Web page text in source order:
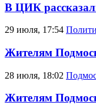
В ЦИК
29 июля, 17:54
Жителям
28 июля, 18:02
Жителям